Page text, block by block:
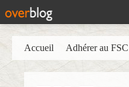
Accueil Adhérer au FSC